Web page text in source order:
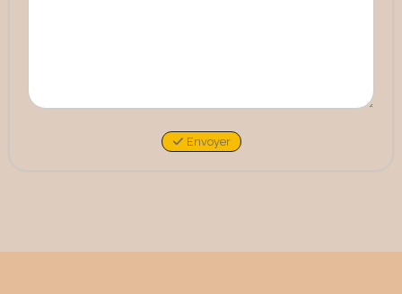
Envoyer